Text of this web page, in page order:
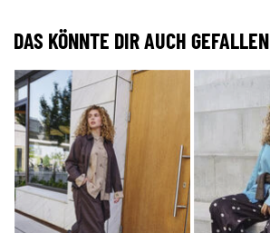
DAS KÖNNTE DIR AUCH GEFALLEN